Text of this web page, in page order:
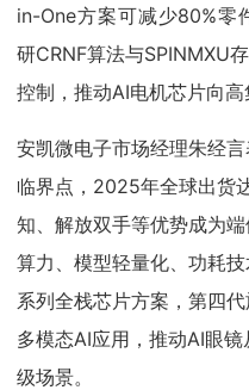
in-One方案可减少80%零
研CRNF算法与SPINMXU
控制，推动AI电机芯片向高
安凯微电子市场经理朱经
临界点，2025年全球出货
知、解放双手等优势成为
算力、模型轻量化、功耗
系列全栈芯片方案，第四
多模态AI应用，推动AI眼
级场景。